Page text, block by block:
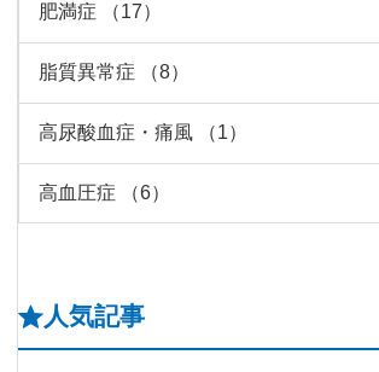
肥満症 （17）
脂質異常症 （8）
高尿酸血症・痛風 （1）
高血圧症 （6）
人気記事